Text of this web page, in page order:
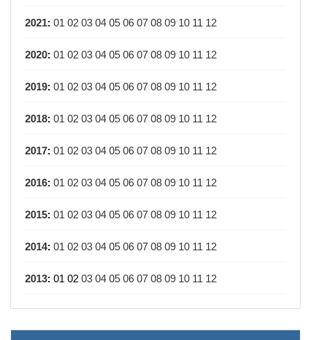
2021: 01 02 03 04 05 06 07 08 09 10 11 12
2020: 01 02 03 04 05 06 07 08 09 10 11 12
2019: 01 02 03 04 05 06 07 08 09 10 11 12
2018: 01 02 03 04 05 06 07 08 09 10 11 12
2017: 01 02 03 04 05 06 07 08 09 10 11 12
2016: 01 02 03 04 05 06 07 08 09 10 11 12
2015: 01 02 03 04 05 06 07 08 09 10 11 12
2014: 01 02 03 04 05 06 07 08 09 10 11 12
2013: 01 02 03 04 05 06 07 08 09 10 11 12